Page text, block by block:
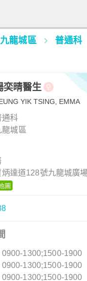
九龍城區
普通科
奕晴醫生
YIK TSING, EMMA
通科
龍城區
炳達道128號九龍城廣
1300;1500-1900
1300;1500-1900
1300;1500-1900